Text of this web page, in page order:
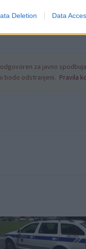
Deletion Data
za javno
bodo odstranjeni. Pravila